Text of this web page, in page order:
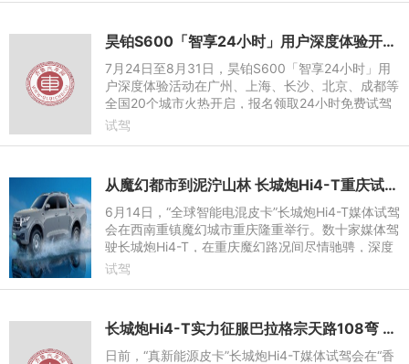
昊铂S600「智享24小时」用户深度体验开启，报名享24小时免费试驾赢惊喜好礼
7月24日至8月31日，昊铂S600「智享24小时」用
户深度体验活动在广州、上海、长沙、北京、成都等
全国20个城市火热开启，报名领取24小时免费试驾
体验权，亲身感受20万内满配运动SUV的实力。试
试驾
从魔幻都市到泥泞山林 长城炮Hi4-T重庆试驾诠释“真新能源皮卡”全能实力
6月14日，“全球智能电混皮卡”长城炮Hi4-T媒体试驾
会在西南重镇魔幻城市重庆隆重举行。数十家媒体驾
驶长城炮Hi4-T，在重庆魔幻路况间尽情驰骋，深度
品鉴“真新能源皮卡”的极致产品魅力。
试驾
长城炮Hi4-T实力征服巴拉格宗天路108弯 致敬开路者精神
日前，“真新能源皮卡”长城炮Hi4-T媒体试驾会在“香